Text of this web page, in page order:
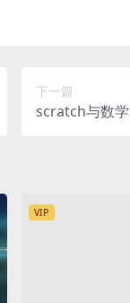
下一篇
scratch与数
VIP